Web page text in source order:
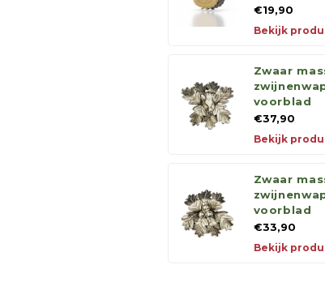
€19,90
Bekijk
Zwaar
voorblad
€37,90
Bekijk
Zwaar
voorblad
€33,90
Bekijk